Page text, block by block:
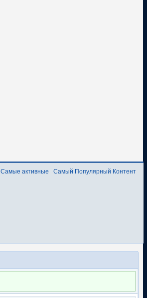
Самые активные Самый Популярный Контент